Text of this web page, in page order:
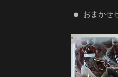
● おまかせ